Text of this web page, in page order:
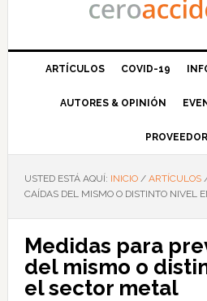
ARTÍCULOS COVID-19
AUTORES & OPINIÓN
USTED ESTÁ AQUÍ: INICIO / ARTÍCULOS
CAÍDAS DEL MISMO O DISTINTO NIVEL
Medidas para
del mismo o
el sector metal